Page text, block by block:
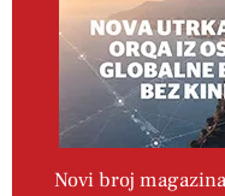
Novi broj